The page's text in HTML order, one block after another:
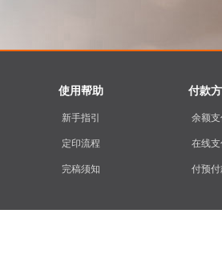
使用帮助
新手指引
定印流程
完稿须知
付款
余额支
在线支
付预付